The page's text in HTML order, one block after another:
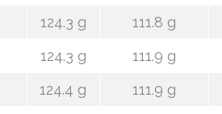
124.3 g 111.8 g
124.3 g 111.9 g
124.4 g 111.9 g